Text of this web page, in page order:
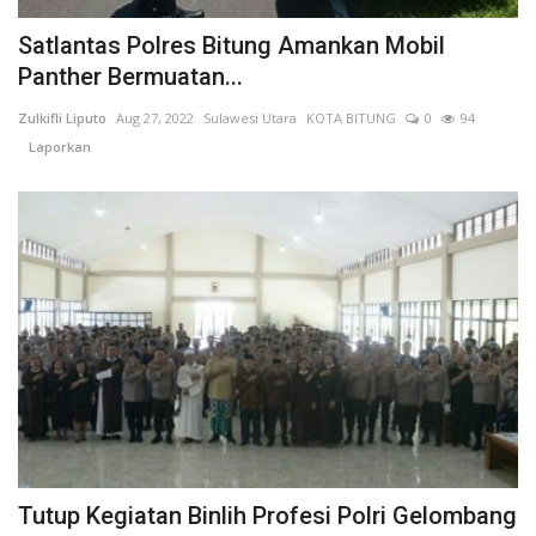
Keamanan
UMKM & Ekonomi Kreatif
Pekerja Migran Indonesia
Ekonomi
Pendidikan
Informasi Journalism
Satlantas Polres Bitung Amankan Mobil
Panther Bermuatan...
Zulkifli Liputo Aug 27, 2022 Sulawesi Utara KOTA BITUNG 0
94
Laporkan
Tutup Kegiatan Binlih Profesi Polri Gelombang